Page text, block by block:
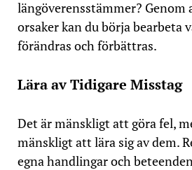
längöverensstämmer? Genom
orsaker kan du börja bearbeta
förändras och förbättras.
Lära av Tidigare Misstag
Det är mänskligt att göra fel,
mänskligt att lära sig av dem.
egna handlingar och